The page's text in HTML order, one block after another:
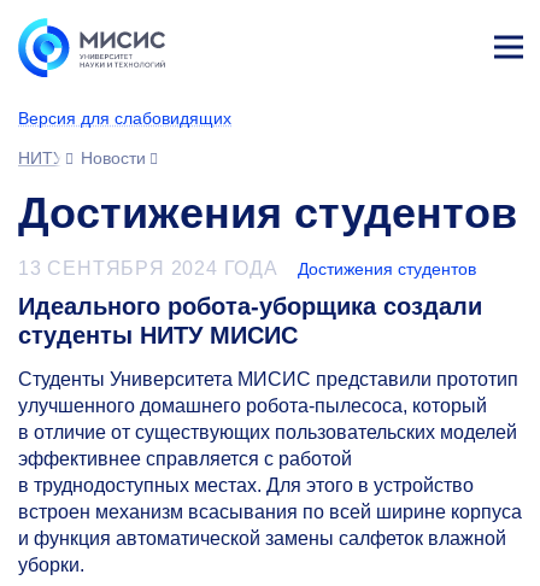
Версия для слабовидящих
НИТУ МИСИС
Новости
Достижения студентов
13 СЕНТЯБРЯ 2024 ГОДА Достижения студентов
Идеального робота-уборщика создали
студенты НИТУ МИСИС
Студенты Университета МИСИС представили прототип
улучшенного домашнего робота-пылесоса, который
в отличие от существующих пользовательских моделей
эффективнее справляется с работой
в труднодоступных местах. Для этого в устройство
встроен механизм всасывания по всей ширине корпуса
и функция автоматической замены салфеток влажной
уборки.